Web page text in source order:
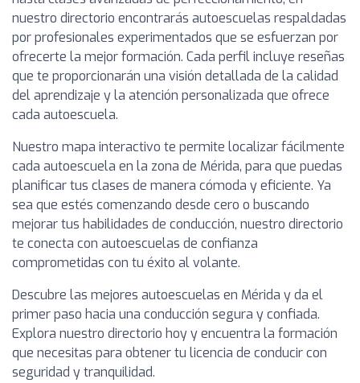
nuestro directorio encontrarás autoescuelas respaldadas
por profesionales experimentados que se esfuerzan por
ofrecerte la mejor formación. Cada perfil incluye reseñas
que te proporcionarán una visión detallada de la calidad
del aprendizaje y la atención personalizada que ofrece
cada autoescuela.
Nuestro mapa interactivo te permite localizar fácilmente
cada autoescuela en la zona de Mérida, para que puedas
planificar tus clases de manera cómoda y eficiente. Ya
sea que estés comenzando desde cero o buscando
mejorar tus habilidades de conducción, nuestro directorio
te conecta con autoescuelas de confianza
comprometidas con tu éxito al volante.
Descubre las mejores autoescuelas en Mérida y da el
primer paso hacia una conducción segura y confiada.
Explora nuestro directorio hoy y encuentra la formación
que necesitas para obtener tu licencia de conducir con
seguridad y tranquilidad.